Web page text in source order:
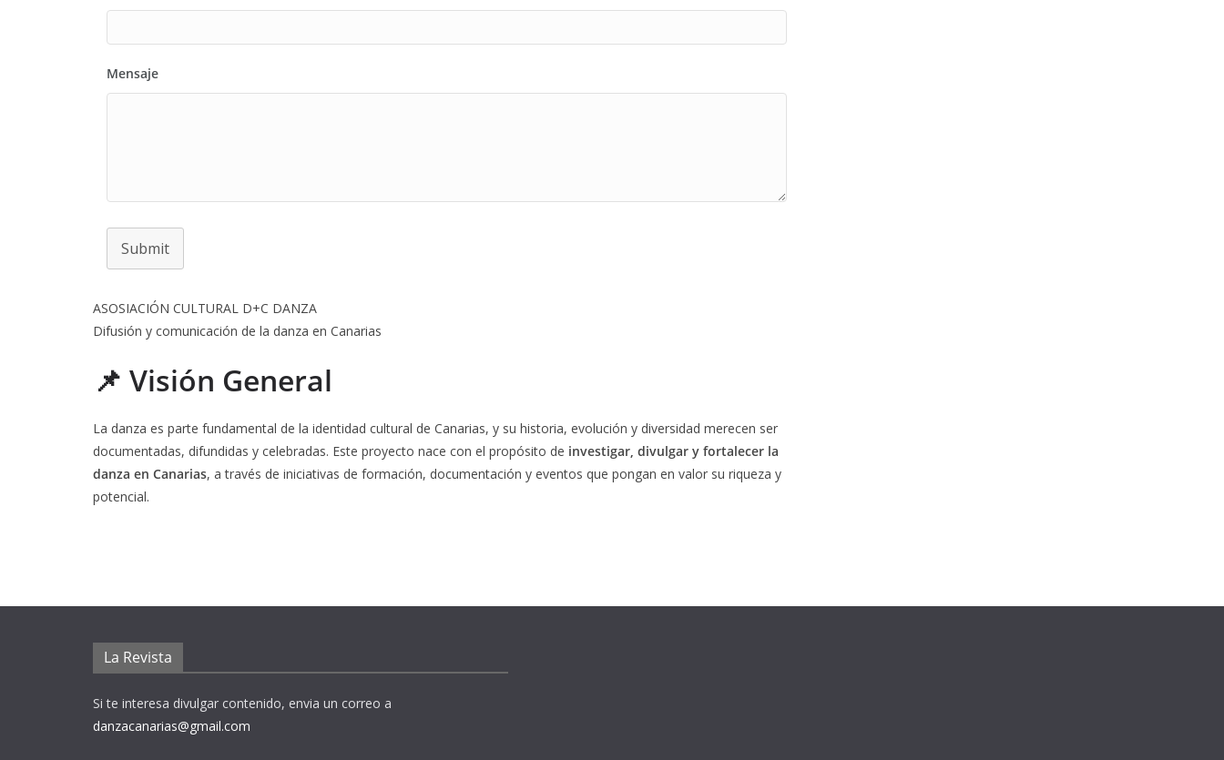
Mensaje
Submit
ASOSIACIÓN CULTURAL D+C DANZA
Difusión y comunicación de la danza en Canarias
📌 Visión General
La danza es parte fundamental de la identidad cultural de Canarias, y su historia, evolución y diversidad merecen ser
documentadas, difundidas y celebradas. Este proyecto nace con el propósito de investigar, divulgar y fortalecer la
danza en Canarias, a través de iniciativas de formación, documentación y eventos que pongan en valor su riqueza y
potencial.
La Revista
Si te interesa divulgar contenido, envia un correo a
danzacanarias@gmail.com